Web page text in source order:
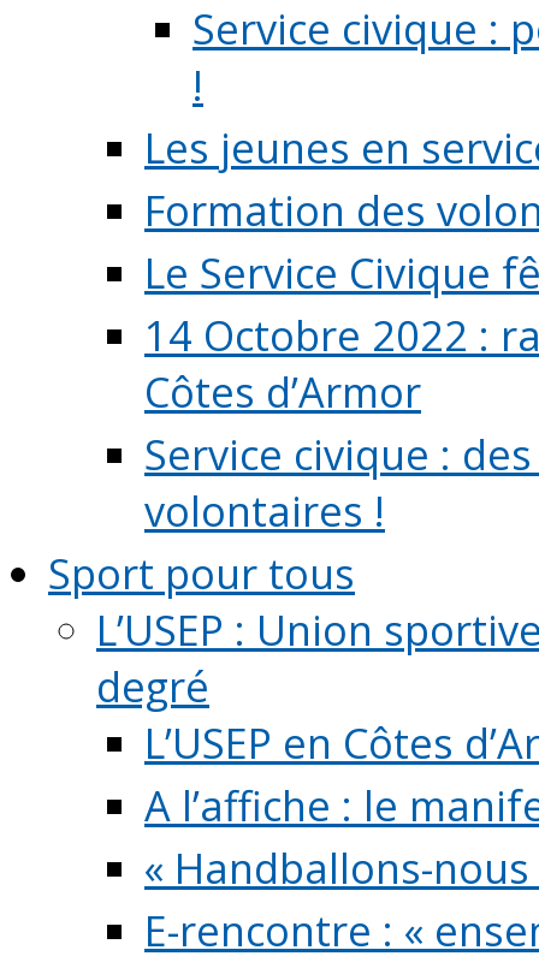
Service civique :
!
Les jeunes en
Formation des
Le Service Civique
14 Octobre 2022 :
Côtes d’Armor
Service civique :
volontaires !
Sport pour tous
L’USEP : Union
degré
L’USEP en Côtes
A l’affiche : le
« Handballons-
E-rencontre : «